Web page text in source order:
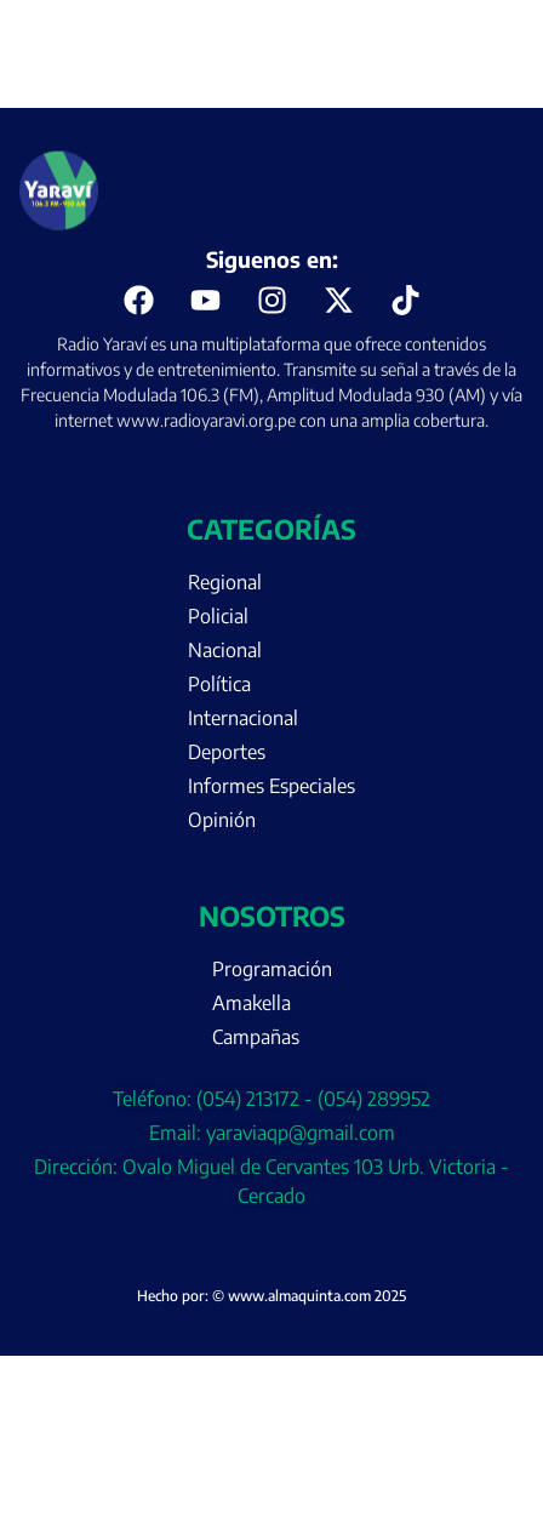
Radio Yaraví es una multiplataforma que ofrece contenidos
informativos y de entretenimiento. Transmite su señal a través de la
Frecuencia Modulada 106.3 (FM), Amplitud Modulada 930 (AM) y vía
internet www.radioyaravi.org.pe con una amplia cobertura.
Siguenos en:
CATEGORÍAS
Regional
Policial
Nacional
Política
Internacional
Deportes
Informes Especiales
Opinión
NOSOTROS
Programación
Amakella
Campañas
Teléfono: (054) 213172 - (054) 289952
Email: yaraviaqp@gmail.com
Dirección: Ovalo Miguel de Cervantes 103 Urb. Victoria -
Cercado
Hecho por: © www.almaquinta.com 2025